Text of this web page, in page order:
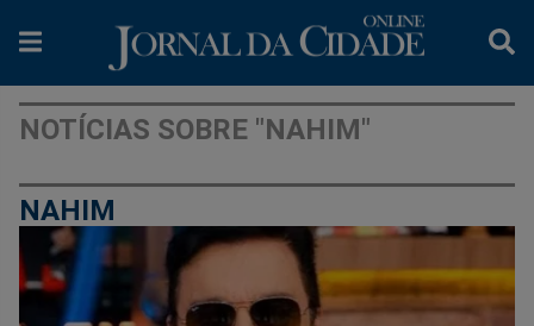
NOTÍCIAS SOBRE "NAHIM"
NAHIM